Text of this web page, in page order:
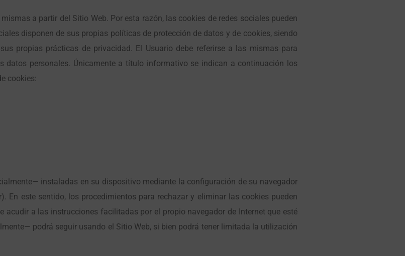
a partir del Sitio Web. Por esta razón, las cookies de redes sociales pueden
disponen de sus propias políticas de protección de datos y de cookies, siendo
propias prácticas de privacidad. El Usuario debe referirse a las mismas para
datos personales. Únicamente a título informativo se indican a continuación los
cookies:
instaladas en su dispositivo mediante la configuración de su navegador
En este sentido, los procedimientos para rechazar y eliminar las cookies pueden
acudir a las instrucciones facilitadas por el propio navegador de Internet que esté
podrá seguir usando el Sitio Web, si bien podrá tener limitada la utilización